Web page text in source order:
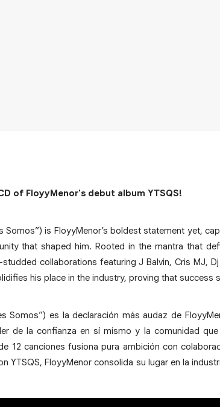
of FloyyMenor's debut album YTSQS!
Somos”) is FloyyMenor’s boldest statement yet,
that shaped him. Rooted in the mantra that
collaborations featuring J Balvin, Cris MJ,
his place in the industry, proving that success
Somos”) es la declaración más audaz de
de la confianza en sí mismo y la comunidad
12 canciones fusiona pura ambición con
YTSQS, FloyyMenor consolida su lugar en la